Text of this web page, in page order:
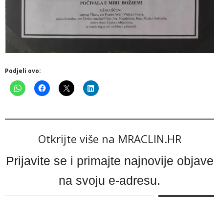
Podjeli ovo:
Otkrijte više na MRACLIN.HR
Prijavite se i primajte najnovije objave
na svoju e-adresu.